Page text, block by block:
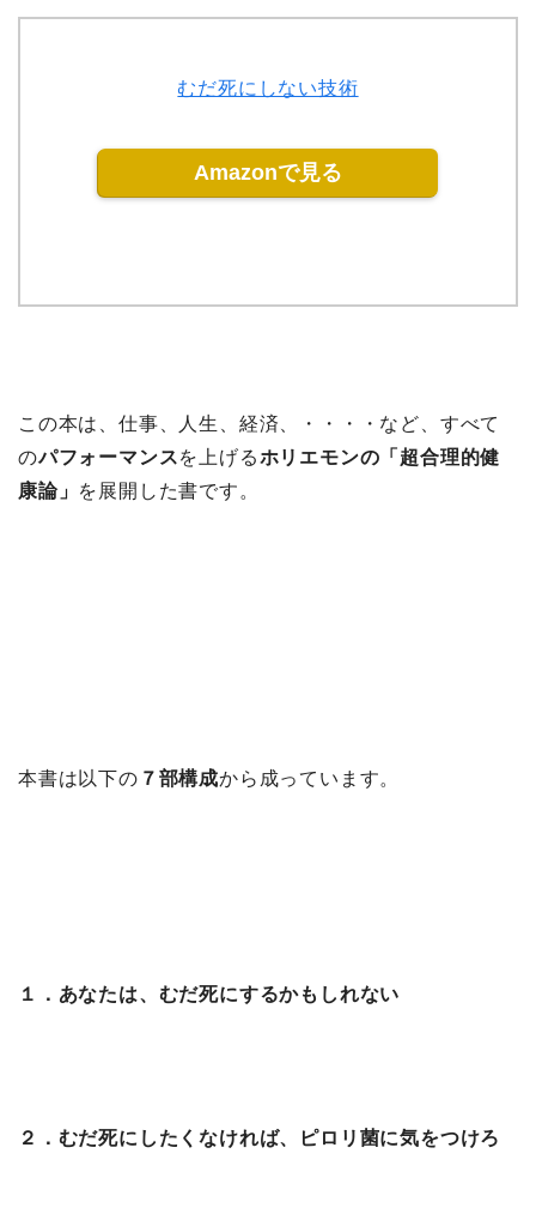
むだ死にしない技術
Amazonで見る
この本は、仕事、人生、経済、・・・・など、すべて
のパフォーマンスを上げるホリエモンの「超合理的健
康論」 を展開した書です。
本書は以下の ７部構成から成っています。
１．あなたは、むだ死にするかもしれない
２．むだ死にしたくなければ、ピロリ菌に気をつけろ